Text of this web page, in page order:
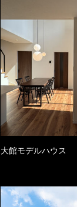
大館モデルハウス